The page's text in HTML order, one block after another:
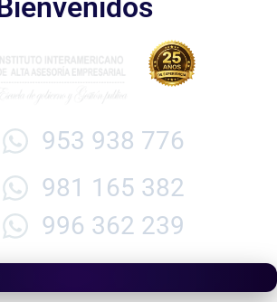
Bienvenidos
953 938 776
981 165 382
996 362 239